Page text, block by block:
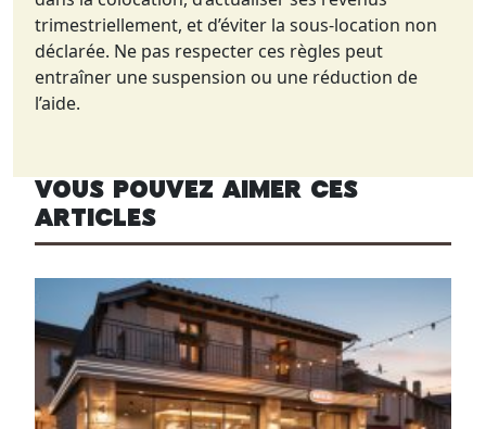
trimestriellement, et d’éviter la sous-location non
déclarée. Ne pas respecter ces règles peut
entraîner une suspension ou une réduction de
l’aide.
VOUS POUVEZ AIMER CES
ARTICLES